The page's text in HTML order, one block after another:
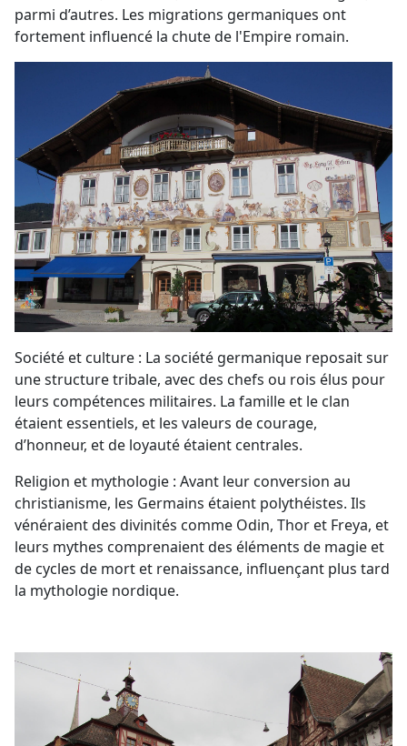
parmi d’autres. Les migrations germaniques ont
fortement influencé la chute de l'Empire romain.
Société et culture : La société germanique reposait sur
une structure tribale, avec des chefs ou rois élus pour
leurs compétences militaires. La famille et le clan
étaient essentiels, et les valeurs de courage,
d’honneur, et de loyauté étaient centrales.
Religion et mythologie : Avant leur conversion au
christianisme, les Germains étaient polythéistes. Ils
vénéraient des divinités comme Odin, Thor et Freya, et
leurs mythes comprenaient des éléments de magie et
de cycles de mort et renaissance, influençant plus tard
la mythologie nordique.